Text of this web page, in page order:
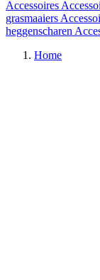
Accessoires
grasmaaiers
heggenscharen
Home